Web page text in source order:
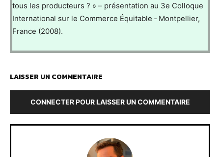
tous les producteurs ? » – présentation au 3e Colloque
International sur le Commerce Équitable ‐ Montpellier,
France (2008).
LAISSER UN COMMENTAIRE
CONNECTER POUR LAISSER UN COMMENTAIRE